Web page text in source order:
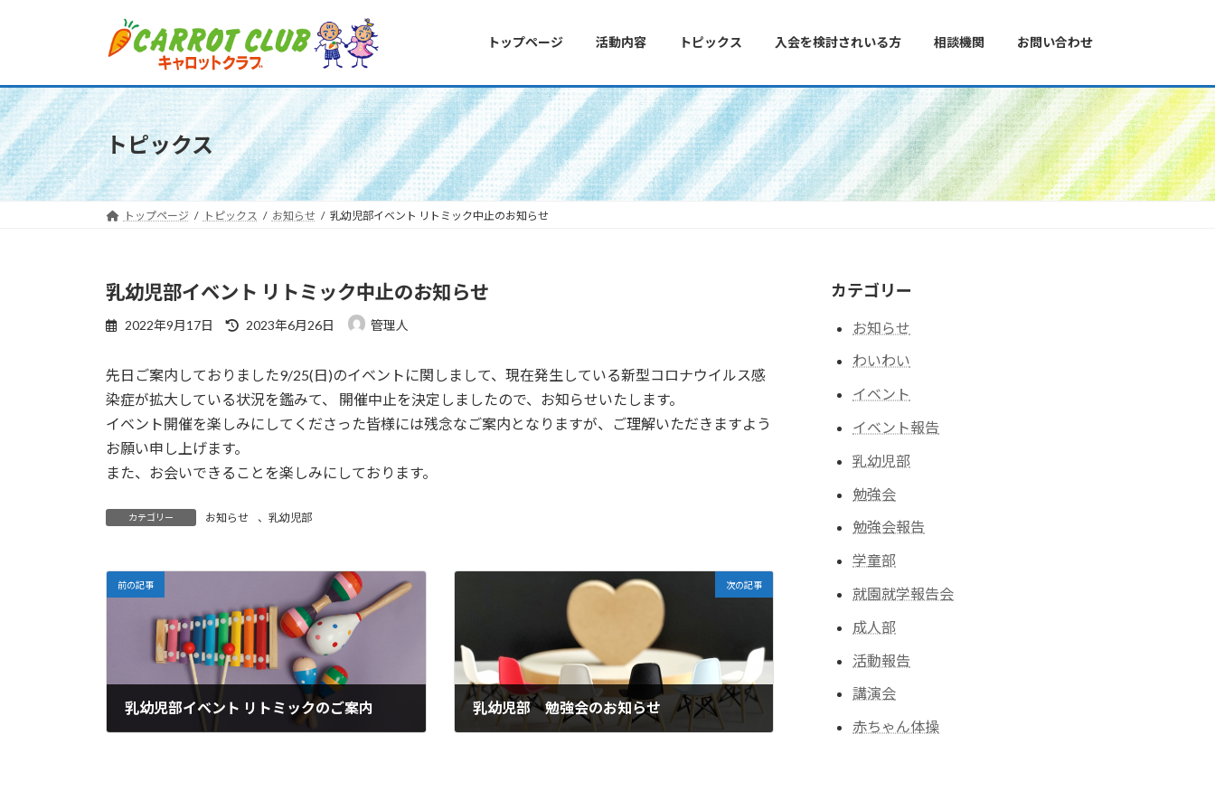
ツ
へ
ス
キ
ッ
プ
シ
ョ
ン
に
移
動
トップページ 活動内容 トピックス 入会を検討されいる方 相談機関 お問い合わせ
トピックス
トップページ トピックス お知らせ 乳幼児部イベント リトミック中止のお知らせ
乳幼児部イベント リトミック中止のお知らせ
2022年9月17日
最
新
日
:
2023年6月26日 管理人
先日ご案内しておりました9/25(日)のイベントに関しまして、現在発生している新型コロナウイルス感
染症が拡大している状況を鑑みて、 開催中止を決定しましたので、お知らせいたします。
イベント開催を楽しみにしてくださった皆様には残念なご案内となりますが、ご理解いただきますよう
お願い申し上げます。
また、お会いできることを楽しみにしております。
カテゴリー お知らせ 、 乳幼児部
前の記事
乳幼児部イベント リトミックのご案内
次の記事
乳幼児部 勉強会のお知らせ
カテゴリー
お知らせ
わいわい
イベント
イベント報告
乳幼児部
勉強会
勉強会報告
学童部
就園就学報告会
成人部
活動報告
講演会
赤ちゃん体操